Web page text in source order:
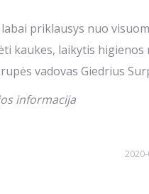
priklausys nuo
kaukes, laikytis
vadovas Giedrius
informacija